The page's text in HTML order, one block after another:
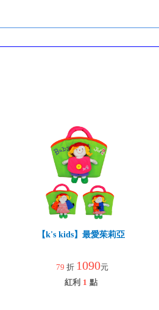
【k's kids】最愛茱莉亞
79 折 1090元
紅利 1 點